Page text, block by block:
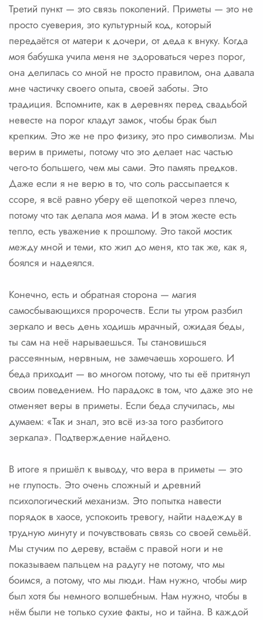
Третий пункт — это связь поколений. Приметы — это не
просто суеверия, это культурный код, который
передаётся от матери к дочери, от деда к внуку. Когда
моя бабушка учила меня не здороваться через порог,
она делилась со мной не просто правилом, она давала
мне частичку своего опыта, своей заботы. Это
традиция. Вспомните, как в деревнях перед свадьбой
невесте на порог кладут замок, чтобы брак был
крепким. Это же не про физику, это про символизм. Мы
верим в приметы, потому что это делает нас частью
чего-то большего, чем мы сами. Это память предков.
Даже если я не верю в то, что соль рассыпается к
ссоре, я всё равно уберу её щепоткой через плечо,
потому что так делала моя мама. И в этом жесте есть
тепло, есть уважение к прошлому. Это такой мостик
между мной и теми, кто жил до меня, кто так же, как я,
боялся и надеялся.
Конечно, есть и обратная сторона — магия
самосбывающихся пророчеств. Если ты утром разбил
зеркало и весь день ходишь мрачный, ожидая беды,
ты сам на неё нарываешься. Ты становишься
рассеянным, нервным, не замечаешь хорошего. И
беда приходит — во многом потому, что ты её притянул
своим поведением. Но парадокс в том, что даже это не
отменяет веры в приметы. Если беда случилась, мы
думаем: «Так и знал, это всё из-за того разбитого
зеркала». Подтверждение найдено.
В итоге я пришёл к выводу, что вера в приметы — это
не глупость. Это очень сложный и древний
психологический механизм. Это попытка навести
порядок в хаосе, успокоить тревогу, найти надежду в
трудную минуту и почувствовать связь со своей семьёй.
Мы стучим по дереву, встаём с правой ноги и не
показываем пальцем на радугу не потому, что мы
боимся, а потому, что мы люди. Нам нужно, чтобы мир
был хотя бы немного волшебным. Нам нужно, чтобы в
нём были не только сухие факты, но и тайна. В каждой